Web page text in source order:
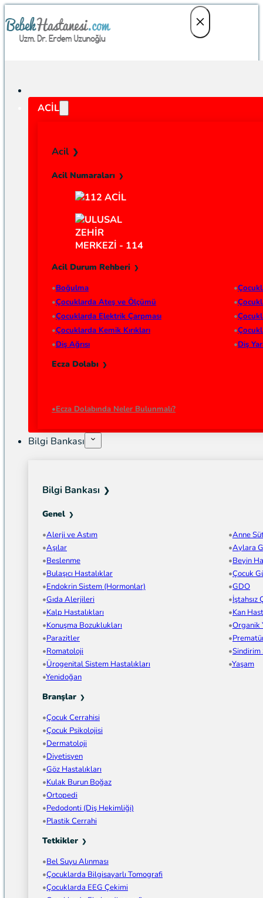
ACIL
Acil
Acil Numaraları
Acil Durum Rehberi
Boğulma
Çocuklarda Ateş ve Ölçümü
Çocuklarda Elektrik Çarpması
Çocuklarda Kemik Kırıkları
Diş Ağrısı
Diş
Ecza Dolabı
Ecza Dolabında Neler Bulunmalı?
Bilgi Bankası
Bilgi Bankası
Genel
Alerji ve Astım
Anne
Aşılar
Aylara
Beslenme
Beyin
Bulaşıcı Hastalıklar
Çocuk
Endokrin Sistem (Hormonlar)
GDO
Gıda Alerjileri
İştahsız
Kalp Hastalıkları
Kan
Konuşma Bozuklukları
Organik
Parazitler
Romatoloji
Sindirim
Ürogenital Sistem Hastalıkları
Yaşam
Yenidoğan
Branşlar
Çocuk Cerrahisi
Çocuk Psikolojisi
Dermatoloji
Diyetisyen
Göz Hastalıkları
Kulak Burun Boğaz
Ortopedi
Pedodonti (Diş Hekimliği)
Plastik Cerrahi
Tetkikler
Bel Suyu Alınması
Çocuklarda Bilgisayarlı Tomografi
Çocuklarda EEG Çekimi